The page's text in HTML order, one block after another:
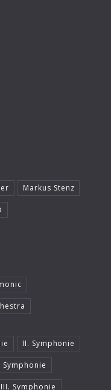
Markus Stenz
II. Symphonie
Symphonie
Symphonie